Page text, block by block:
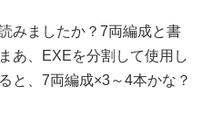
みましたか？7両編成と書
あ、EXEを分割して使用し
と、7両編成×3～4本かな？